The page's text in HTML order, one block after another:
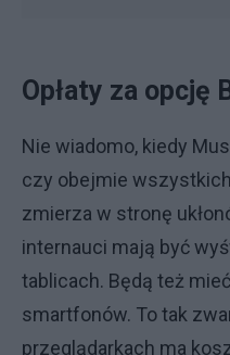
Opłaty za opcję
Nie wiadomo, kiedy
czy obejmie
zmierza w stronę
internauci mają być
tablicach. Będą też
smartfonów. To tak
przeglądarkach ma